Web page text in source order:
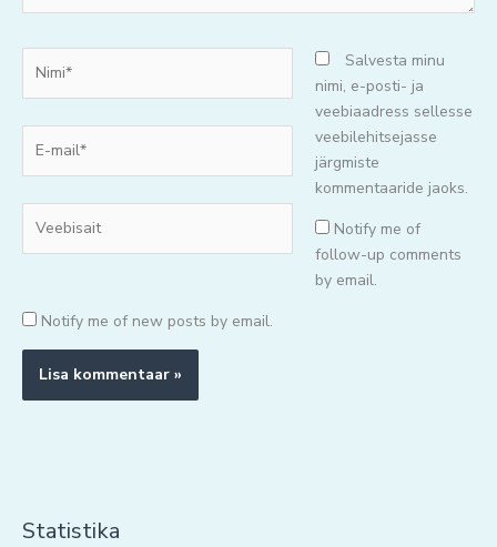
mail*
Salvesta minu
nimi, e-posti- ja
veebiaadress sellesse
veebilehitsejasse
järgmiste
kommentaaride jaoks.
Notify me of
follow-up comments
by email.
Notify me of new posts by email.
Statistika